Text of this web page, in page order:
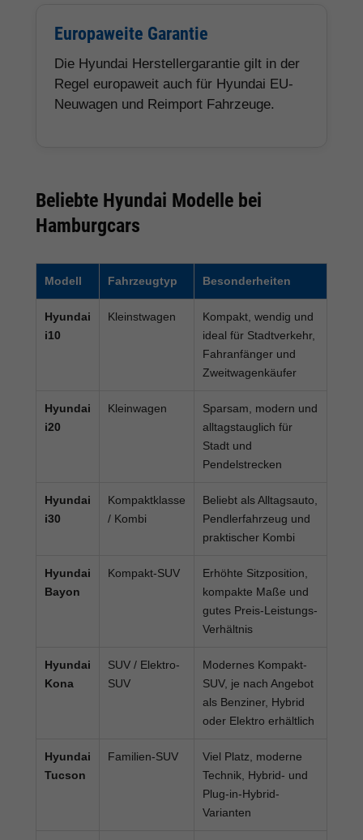
Europaweite Garantie
Die Hyundai Herstellergarantie gilt in der
Regel europaweit auch für Hyundai EU-
Neuwagen und Reimport Fahrzeuge.
Beliebte Hyundai Modelle bei
Hamburgcars
Modell Fahrzeugtyp Besonderheiten
Hyundai
i10
Kleinstwagen
Kompakt, wendig und
ideal für Stadtverkehr,
Fahranfänger und
Zweitwagenkäufer
Hyundai
i20
Kleinwagen
Sparsam, modern und
alltagstauglich für
Stadt und
Pendelstrecken
Hyundai
i30
Kompaktklasse
/ Kombi
Beliebt als Alltagsauto,
Pendlerfahrzeug und
praktischer Kombi
Hyundai
Bayon
Kompakt-SUV
Erhöhte Sitzposition,
kompakte Maße und
gutes Preis-Leistungs-
Verhältnis
Hyundai
Kona
SUV / Elektro-
SUV
Modernes Kompakt-
SUV, je nach Angebot
als Benziner, Hybrid
oder Elektro erhältlich
Hyundai
Tucson
Familien-SUV
Viel Platz, moderne
Technik, Hybrid- und
Plug-in-Hybrid-
Varianten